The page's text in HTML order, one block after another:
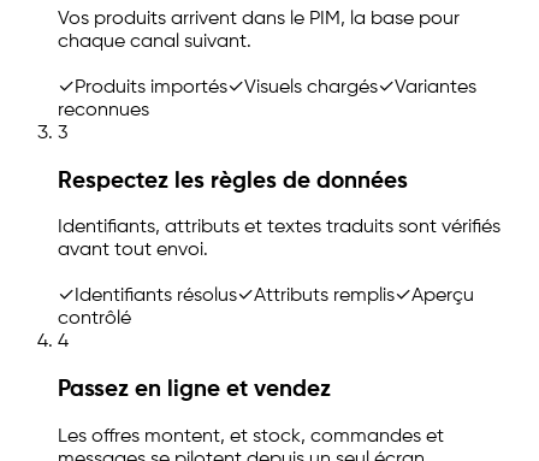
Vos produits arrivent dans le PIM, la base pour
chaque canal suivant.
✓Produits importés✓Visuels chargés✓Variantes
reconnues
3
Respectez les règles de données
Identifiants, attributs et textes traduits sont vérifiés
avant tout envoi.
✓Identifiants résolus✓Attributs remplis✓Aperçu
contrôlé
4
Passez en ligne et vendez
Les offres montent, et stock, commandes et